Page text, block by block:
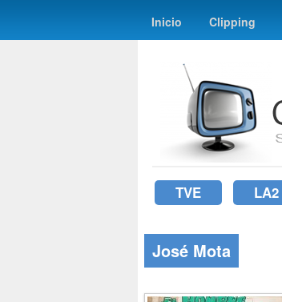
Inicio Clipping
TVE LA2
José Mota